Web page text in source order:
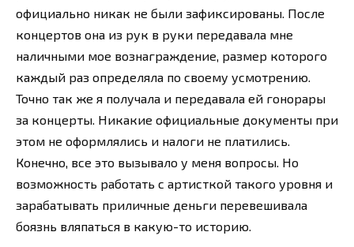
официально никак не были зафиксированы. После
концертов она из рук в руки передавала мне
наличными мое вознаграждение, размер которого
каждый раз определяла по своему усмотрению.
Точно так же я получала и передавала ей гонорары
за концерты. Никакие официальные документы при
этом не оформлялись и налоги не платились.
Конечно, все это вызывало у меня вопросы. Но
возможность работать с артисткой такого уровня и
зарабатывать приличные деньги перевешивала
боязнь вляпаться в какую-то историю.